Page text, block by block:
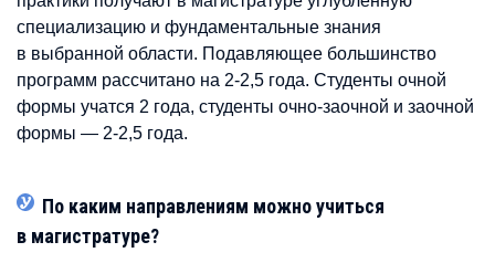
специализацию и фундаментальные знания
в выбранной области. Подавляющее большинство
программ рассчитано на 2-2,5 года. Студенты очной
формы учатся 2 года, студенты очно-заочной и заочной
формы — 2-2,5 года.
По каким направлениям можно учиться
в магистратуре?